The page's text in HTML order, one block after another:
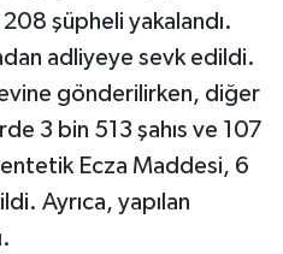
şüpheli yakalandı.
adliyeye sevk edildi.
gönderilirken, diğer
3 bin 513 şahıs ve 107
Ecza Maddesi, 6
Ayrıca, yapılan